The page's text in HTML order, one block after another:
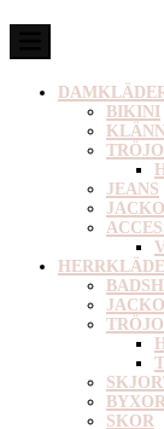
BIKINI
JEANS
SKOR